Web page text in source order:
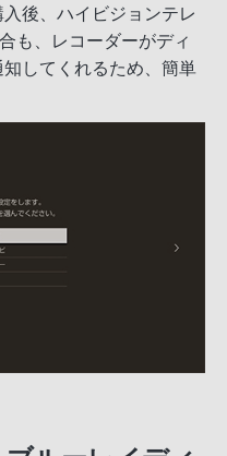
後、ハイビジョンテレ
も、レコーダーがディ
してくれるため、簡単